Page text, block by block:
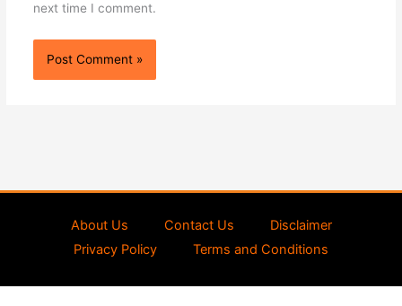
next time I comment.
About Us Contact Us
Disclaimer
Privacy Policy
Terms and Conditions